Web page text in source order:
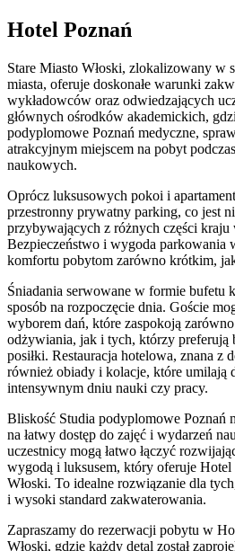
Hotel Poznań
Stare Miasto Włoski, zlokalizowany w
miasta, oferuje doskonałe warunki
wykładowców oraz odwiedzających
głównych ośrodków akademickich,
podyplomowe Poznań medyczne,
atrakcyjnym miejscem na pobyt
naukowych.
Oprócz luksusowych pokoi i
przestronny prywatny parking, co jest
przybywających z różnych części kraju
Bezpieczeństwo i wygoda parkowania
komfortu pobytom zarówno krótkim,
Śniadania serwowane w formie bufetu
sposób na rozpoczęcie dnia. Goście
wyborem dań, które zaspokoją
odżywiania, jak i tych, którzy preferują
posiłki. Restauracja hotelowa, znana z
również obiady i kolacje, które umilają
intensywnym dniu nauki czy pracy.
Bliskość Studia podyplomowe Poznań
na łatwy dostęp do zajęć i wydarzeń
uczestnicy mogą łatwo łączyć
wygodą i luksusem, który oferuje Hotel
Włoski. To idealne rozwiązanie dla
i wysoki standard zakwaterowania.
Zapraszamy do rezerwacji pobytu w
Włoski, gdzie każdy detal został